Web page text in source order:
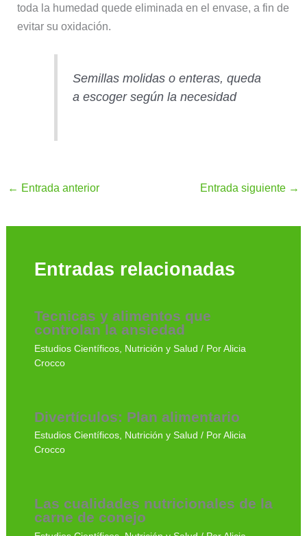
toda la humedad quede eliminada en el envase, a fin de
evitar su oxidación.
Semillas molidas o enteras, queda
a escoger según la necesidad
← Entrada anterior Entrada siguiente →
Entradas relacionadas
Tecnicas y alimentos que
controlan la ansiedad
Estudios Científicos, Nutrición y Salud / Por Alicia
Crocco
Divertículos: Plan alimentario
Estudios Científicos, Nutrición y Salud / Por Alicia
Crocco
Las cualidades nutricionales de la
carne de conejo